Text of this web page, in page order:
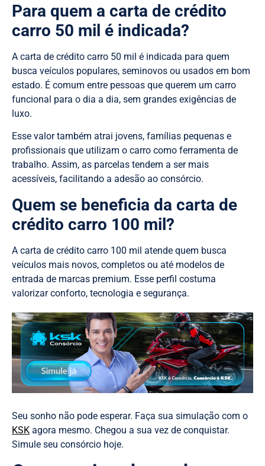
Para quem a carta de crédito
carro 50 mil é indicada?
A carta de crédito carro 50 mil é indicada para quem
busca veículos populares, seminovos ou usados em bom
estado. É comum entre pessoas que querem um carro
funcional para o dia a dia, sem grandes exigências de
luxo.
Esse valor também atrai jovens, famílias pequenas e
profissionais que utilizam o carro como ferramenta de
trabalho. Assim, as parcelas tendem a ser mais
acessíveis, facilitando a adesão ao consórcio.
Quem se beneficia da carta de
crédito carro 100 mil?
A carta de crédito carro 100 mil atende quem busca
veículos mais novos, completos ou até modelos de
entrada de marcas premium. Esse perfil costuma
valorizar conforto, tecnologia e segurança.
Seu sonho não pode esperar. Faça sua simulação com o
KSK agora mesmo. Chegou a sua vez de conquistar.
Simule seu consórcio hoje.